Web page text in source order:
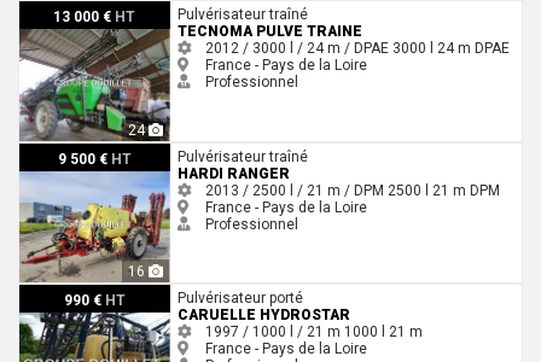
13 000 € HT
24
Tecnoma PULVE TRAINEPulvérisateur traîné
TECNOMA PULVE TRAINE
2012 / 3000 l / 24 m / DPAE 3000 l 24 m DPAE
France - Pays de la Loire
Professionnel
9 500 € HT
16
Hardi RANGER
Pulvérisateur traîné
HARDI RANGER
2013 / 2500 l / 21 m / DPM 2500 l 21 m DPM
France - Pays de la Loire
Professionnel
990 € HT
Caruelle HYDROSTAR
Pulvérisateur porté
CARUELLE HYDROSTAR
1997 / 1000 l / 21 m 1000 l 21 m
France - Pays de la Loire